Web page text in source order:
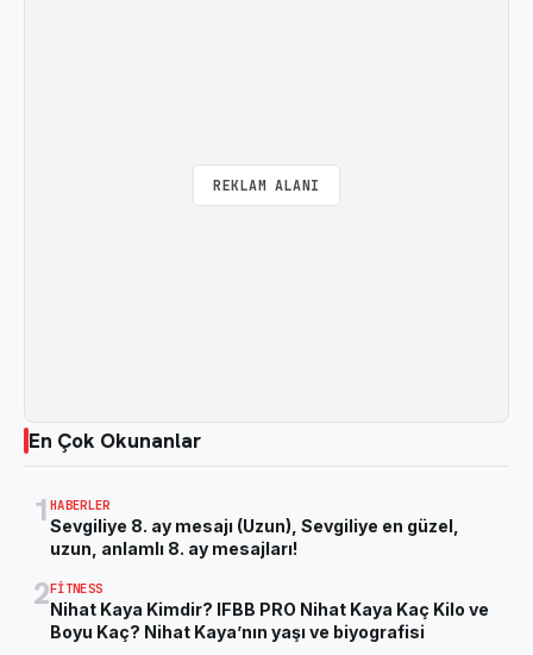
REKLAM ALANI
En Çok Okunanlar
1 HABERLER
Sevgiliye 8. ay mesajı (Uzun), Sevgiliye en güzel,
uzun, anlamlı 8. ay mesajları!
2FITNESS
Nihat Kaya Kimdir? IFBB PRO Nihat Kaya Kaç Kilo ve
Boyu Kaç? Nihat Kaya’nın yaşı ve biyografisi